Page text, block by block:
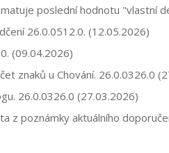
poslední hodnotu "vlastní
26.0.0512.0. (12.05.2026)
(09.04.2026)
znaků u Chování. 26.0.0326.0
26.0.0326.0 (27.03.2026)
z poznámky aktuálního